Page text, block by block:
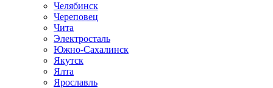
Челябинск
Череповец
Чита
Электросталь
Южно-Сахалинск
Якутск
Ялта
Ярославль